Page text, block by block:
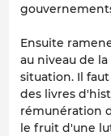
Ensuite
au niveau de
situation. Il
des livres
rémunération
le fruit d'une